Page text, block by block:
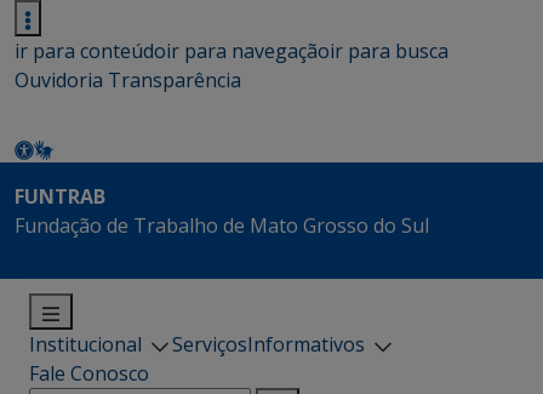
ir para conteúdoir para navegaçãoir para busca
Ouvidoria Transparência
FUNTRAB
Fundação de Trabalho de Mato Grosso do Sul
Institucional ServiçosInformativos
Fale Conosco